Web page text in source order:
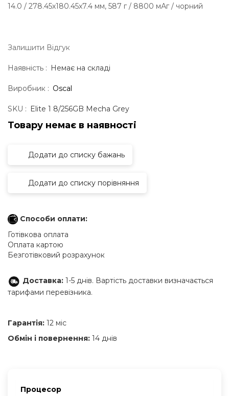
14.0 / 278.45x180.45x7.4 мм, 587 г / 8800 мАг / чорний
Залишити Вiдгук
Наявність : Немає на складі
Виробник : Oscal
SKU : Elite 1 8/256GB Mecha Grey
Товару немає в наявностi
Додати до списку бажань
Додати до списку порівняння
Способи оплати:
Готівкова оплата
Оплата картою
Безготівковий розрахунок
Доставка: 1-5 днів. Вартість доставки визначається
тарифами перевізника.
Гарантія: 12 міс
Обмін і повернення: 14 днів
Процесор